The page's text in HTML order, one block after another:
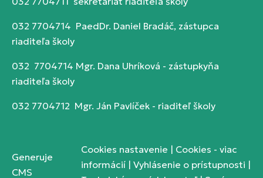
032 7704714 PaedDr. Daniel Bradáč, zástupca
riaditeľa školy
032 7704714 Mgr. Dana Uhríková - zástupkyňa
riaditeľa školy
032 7704712 Mgr. Ján Pavlíček - riaditeľ školy
Generuje
CMS
Cookies nastavenie | Cookies - viac
informácií | Vyhlásenie o prístupnosti |